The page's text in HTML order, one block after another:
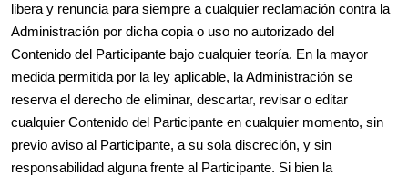
libera y renuncia para siempre a cualquier reclamación contra la
Administración por dicha copia o uso no autorizado del
Contenido del Participante bajo cualquier teoría. En la mayor
medida permitida por la ley aplicable, la Administración se
reserva el derecho de eliminar, descartar, revisar o editar
cualquier Contenido del Participante en cualquier momento, sin
previo aviso al Participante, a su sola discreción, y sin
responsabilidad alguna frente al Participante. Si bien la